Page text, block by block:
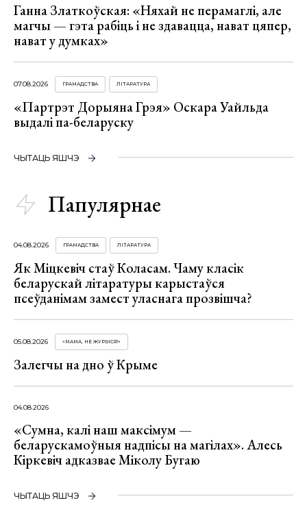
Ганна Златкоўская: «Няхай не перамаглі, але
магчы — гэта рабіць і не здавацца, нават цяпер,
нават у думках»
07.08.2026 ГРАМАДСТВА ЛІТАРАТУРА
«Партрэт Дорыяна Грэя» Оскара Уайльда
выдалі па-беларуску
ЧЫТАЦЬ ЯШЧЭ
Папулярнае
04.08.2026 ГРАМАДСТВА ЛІТАРАТУРА
Як Міцкевіч стаў Коласам. Чаму класік
беларускай літаратуры карыстаўся
псеўданімам замест уласнага прозвішча?
05.08.2026 «МАМА, НЕ ЖУРЫСЯ!»
Залегчы на дно ў Крыме
04.08.2026
«Сумна, калі наш максімум —
беларускамоўныя надпісы на магілах». Алесь
Кіркевіч адказвае Міколу Бугаю
ЧЫТАЦЬ ЯШЧЭ